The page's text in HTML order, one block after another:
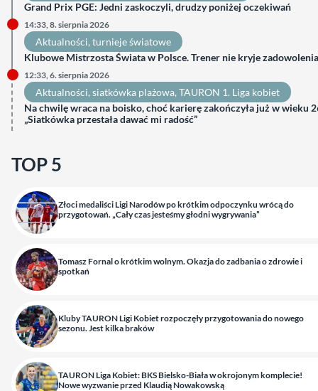
Grand Prix PGE: Jedni zaskoczyli, drudzy poniżej oczekiwań
14:33, 8. sierpnia 2026
Aktualności, turnieje światowe
Klubowe Mistrzosta Świata w Polsce. Trener nie kryje zadowolenia
12:33, 6. sierpnia 2026
Aktualności, siatkówka plażowa, TAURON 1. Liga kobiet
Na chwilę wraca na boisko, choć karierę zakończyła już w wieku
„Siatkówka przestała dawać mi radość”
TOP 5
Złoci medaliści Ligi Narodów po krótkim odpoczynku wrócą do
przygotowań. „Cały czas jesteśmy głodni wygrywania”
Tomasz Fornal o krótkim wolnym. Okazja do zadbania o zdrowie i
spotkań
Kluby TAURON Ligi Kobiet rozpoczęły przygotowania do nowego
sezonu. Jest kilka braków
TAURON Liga Kobiet: BKS Bielsko-Biała w okrojonym komplecie!
Nowe wyzwanie przed Klaudią Nowakowską